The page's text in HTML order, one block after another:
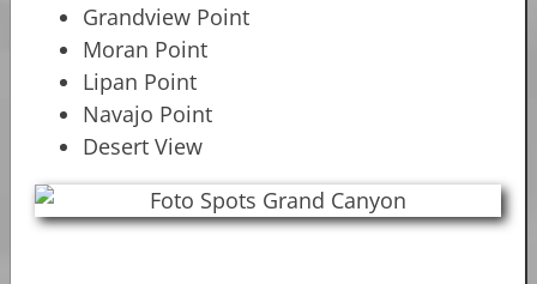
Grandview Point
Moran Point
Lipan Point
Navajo Point
Desert View